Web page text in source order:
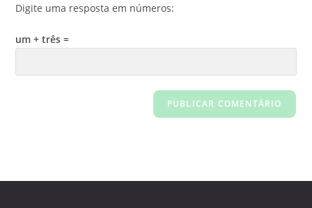
Digite uma resposta em números:
um + três =